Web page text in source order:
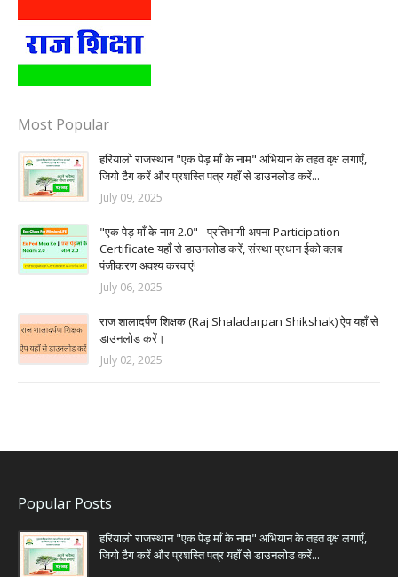
Most Popular
हरियालो राजस्थान "एक पेड़ माँ के नाम" अभियान के तहत वृक्ष लगाएँ,
जियो टैग करें और प्रशस्ति पत्र यहाँ से डाउनलोड करें...
July 09, 2025
"एक पेड़ माँ के नाम 2.0" - प्रतिभागी अपना Participation
Certificate यहाँ से डाउनलोड करें, संस्था प्रधान ईको क्लब
पंजीकरण अवश्य करवाएं!
July 06, 2025
राज शालादर्पण शिक्षक (Raj Shaladarpan Shikshak) ऐप यहाँ से
डाउनलोड करें।
July 02, 2025
Popular Posts
हरियालो राजस्थान "एक पेड़ माँ के नाम" अभियान के तहत वृक्ष लगाएँ,
जियो टैग करें और प्रशस्ति पत्र यहाँ से डाउनलोड करें...